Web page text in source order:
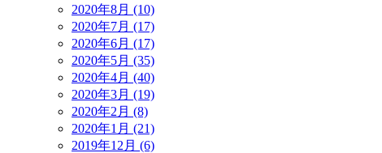
2020年8月 (10)
2020年7月 (17)
2020年6月 (17)
2020年5月 (35)
2020年4月 (40)
2020年3月 (19)
2020年2月 (8)
2020年1月 (21)
2019年12月 (6)